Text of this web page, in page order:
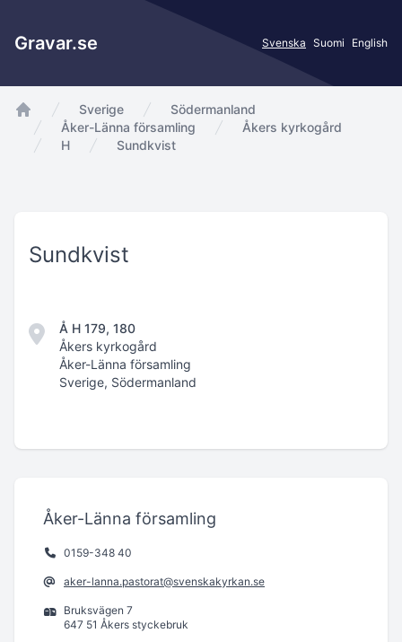
Gravar.se Svenska Suomi English
app.Start
Sverige
Södermanland
Åker-Länna församling
Åkers kyrkogård
H
Sundkvist
Sundkvist
Å H 179, 180
Åkers kyrkogård
Åker-Länna församling
Sverige, Södermanland
Åker-Länna församling
0159-348 40
aker-lanna.pastorat@svenskakyrkan.se
Bruksvägen 7
647 51 Åkers styckebruk